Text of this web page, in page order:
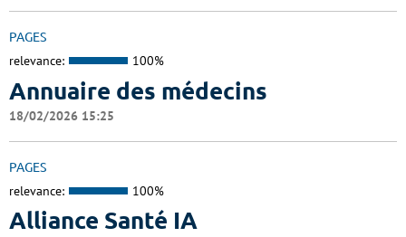
PAGES
relevance: 100%
Annuaire des médecins
18/02/2026 15:25
PAGES
relevance: 100%
Alliance Santé IA